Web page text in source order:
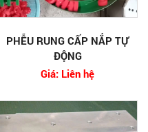
PHỄU RUNG CẤP NẮP TỰ
ĐỘNG
Giá: Liên hệ